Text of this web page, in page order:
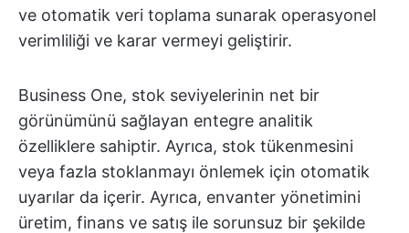
ve otomatik veri toplama sunarak operasyonel
verimliliği ve karar vermeyi geliştirir.
Business One, stok seviyelerinin net bir
görünümünü sağlayan entegre analitik
özelliklere sahiptir. Ayrıca, stok tükenmesini
veya fazla stoklanmayı önlemek için otomatik
uyarılar da içerir. Ayrıca, envanter yönetimini
üretim, finans ve satış ile sorunsuz bir şekilde